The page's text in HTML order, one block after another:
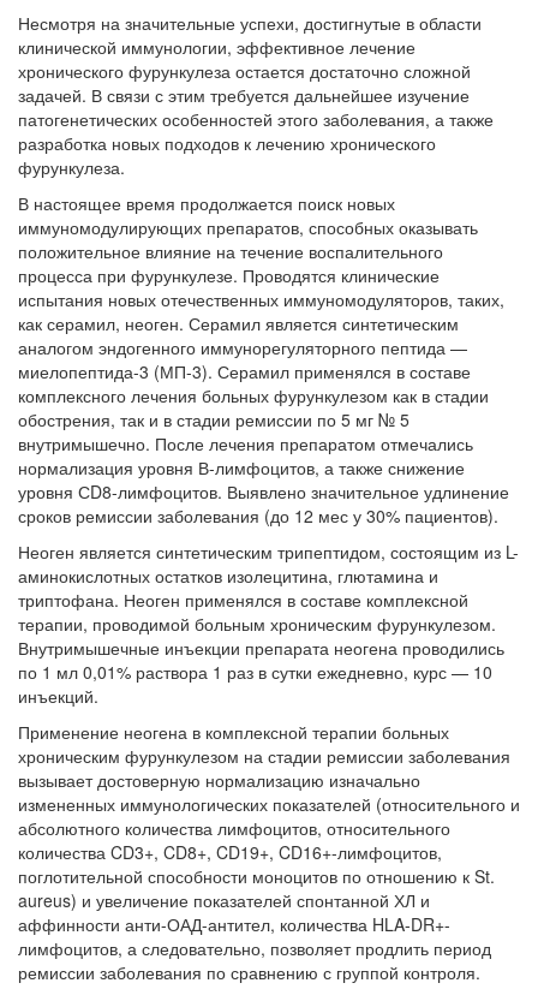
Несмотря на значительные успехи, достигнутые в области
клинической иммунологии, эффективное лечение
хронического фурункулеза остается достаточно сложной
задачей. В связи с этим требуется дальнейшее изучение
патогенетических особенностей этого заболевания, а также
разработка новых подходов к лечению хронического
фурункулеза.
В настоящее время продолжается поиск новых
иммуномодулирующих препаратов, способных оказывать
положительное влияние на течение воспалительного
процесса при фурункулезе. Проводятся клинические
испытания новых отечественных иммуномодуляторов, таких,
как серамил, неоген. Серамил является синтетическим
аналогом эндогенного иммунорегуляторного пептида —
миелопептида-3 (МП-3). Серамил применялся в составе
комплексного лечения больных фурункулезом как в стадии
обострения, так и в стадии ремиссии по 5 мг № 5
внутримышечно. После лечения препаратом отмечались
нормализация уровня В-лимфоцитов, а также снижение
уровня СD8-лимфоцитов. Выявлено значительное удлинение
сроков ремиссии заболевания (до 12 мес у 30% пациентов).
Неоген является синтетическим трипептидом, состоящим из L-
аминокислотных остатков изолецитина, глютамина и
триптофана. Неоген применялся в составе комплексной
терапии, проводимой больным хроническим фурункулезом.
Внутримышечные инъекции препарата неогена проводились
по 1 мл 0,01% раствора 1 раз в сутки ежедневно, курс — 10
инъекций.
Применение неогена в комплексной терапии больных
хроническим фурункулезом на стадии ремиссии заболевания
вызывает достоверную нормализацию изначально
измененных иммунологических показателей (относительного и
абсолютного количества лимфоцитов, относительного
количества CD3+, CD8+, CD19+, CD16+-лимфоцитов,
поглотительной способности моноцитов по отношению к St.
aureus) и увеличение показателей спонтанной ХЛ и
аффинности анти-ОАД-антител, количества HLA-DR+-
лимфоцитов, а следовательно, позволяет продлить период
ремиссии заболевания по сравнению с группой контроля.